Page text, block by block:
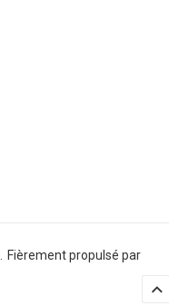
Fièrement propulsé par